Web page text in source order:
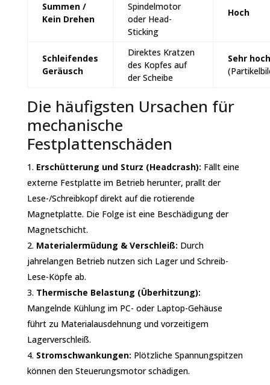
Summen /
Kein Drehen
Spindelmotor
oder Head-
Sticking
Hoch
Schleifendes
Geräusch
Direktes Kratzen
des Kopfes auf
der Scheibe
Sehr hoch
Die häufigsten Ursachen für
mechanische
Festplattenschäden
Erschütterung und Sturz (Headcrash): Fällt eine
externe Festplatte im Betrieb herunter, prallt der
Lese-/Schreibkopf direkt auf die rotierende
Magnetplatte. Die Folge ist eine Beschädigung der
Magnetschicht.
Materialermüdung & Verschleiß: Durch
jahrelangen Betrieb nutzen sich Lager und Schreib-
Lese-Köpfe ab.
Thermische Belastung (Überhitzung):
Mangelnde Kühlung im PC- oder Laptop-Gehäuse
führt zu Materialausdehnung und vorzeitigem
Lagerverschleiß.
Stromschwankungen: Plötzliche Spannungspitzen
können den Steuerungsmotor schädigen.